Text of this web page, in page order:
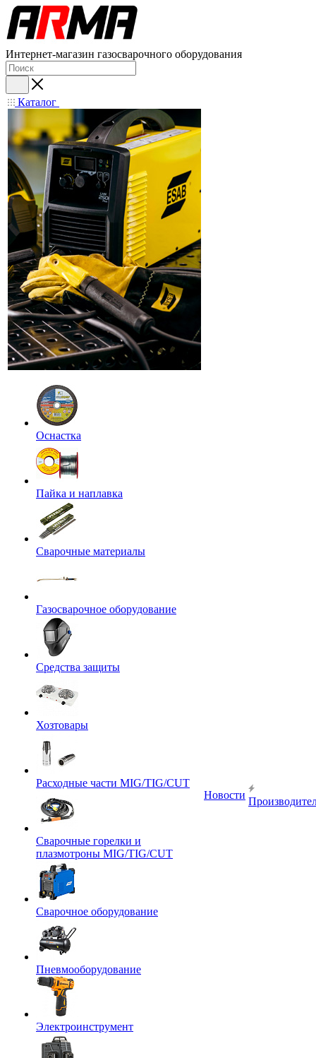
Интернет-магазин газосварочного оборудования
Каталог
Оснастка
Пайка и наплавка
Сварочные материалы
Газосварочное оборудование
Средства защиты
Хозтовары
Расходные части MIG/TIG/CUT
Сварочные горелки и
плазмотроны MIG/TIG/CUT
Сварочное оборудование
Пневмооборудование
Электроинструмент
Новости